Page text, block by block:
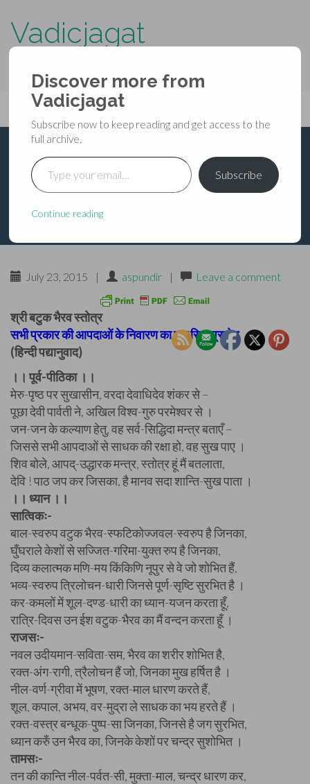
Vadicjagat
Primary
Menu
content
Vadicjagat
श्री बटुक भैरव स्तोत्र
July 23, 2015 | aspundir | Leave a comment
श्री बटुक भैरव स्तोत्र
सभी प्रकार की आपदाओं के निवारण का एक सिद्ध प्रयोग
(हिन्दी पद्यानुवाद)
।। पूर्व-पीठिका ।।
मेरु-पृष्ठ पर सुखासीन, वरदा देवाधिदेव शंकर से –
पूछा देवी पार्वती ने, अखिल विश्व-गुरु परमेश्वर से ।
जन-जन के कल्याण हेतु, वह सर्व-सिद्धिदा मन्त्र बताएँ –
जिससे सभी आपदाओं से साधक की रक्षा हो, वह सुख पाए ।
शिव बोले, आपद्-उद्धारक मन्त्र, स्तोत्र हूं मैं बतलाता,
देवि ! पाठ जप कर जिसका, है मानव सदा शान्ति-सुख पाता ।
।। ध्यान ।।
सात्विकः-
बाल-स्वरुप वटुक भैरव-स्फटिकोज्जवल-स्वरुप है जिनका,
घुँघराले केशों से सज्जित-गरिमा-युक्त रुप है जिनका,
दिव्य कलात्मक मणि-मय किंकिणि नूपुर से वे जो शोभित हैं,
भव्य-स्वरुप त्रिलोचन-धारी जिनसे पूर्ण-सृष्टि सुरभित है ।
कर-कमलों में शूल-दण्ड-धारी का ध्यान-यजन करता हूँ,
रात्रि-दिवस उन ईश वटुक-भैरव का मैं वन्दन करता हूँ ।
राजसः-
नवल उदीयमान-सविता-सम, भैरव का शरीर शोभित है,
रक्त-अंग-रागी, त्रैलोचन हैं जो, जिनका मुख हर्षित है ।
नील-वर्ण-ग्रीवा में भूषण, रक्त-माल धारण करते हैं,
शूल, कपाल, अभय, वर-मुद्रा ले साधक का भय हरते हैं ।
रक्त-वस्त्र बन्धूक-पुष्प-सा जिनका, जिनसे है जग सुरभित,
ध्यान करुँ उन भैरव का, जिनके केशों पर चन्द्र सुशोभित ।
तामसः-
तन की कान्ति नील-पर्वत-सी, मुक्ता-माल, चन्द्र धारण कर,
Discover more from
Vadicjagat
Subscribe now to keep reading and get access to the
full archive.
Type your email…
Subscribe
Continue reading